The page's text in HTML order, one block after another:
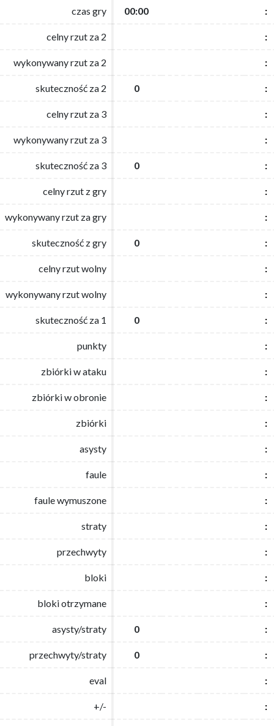
czas gry 00:00 :
celny rzut za 2 :
wykonywany rzut za 2 :
skuteczność za 2 0 :
celny rzut za 3 :
wykonywany rzut za 3 :
skuteczność za 3 0 :
celny rzut z gry :
wykonywany rzut za gry :
skuteczność z gry 0 :
celny rzut wolny :
wykonywany rzut wolny :
skuteczność za 1 0 :
punkty :
zbiórki w ataku :
zbiórki w obronie :
zbiórki :
asysty :
faule :
faule wymuszone :
straty :
przechwyty :
bloki :
bloki otrzymane :
asysty/straty 0 :
przechwyty/straty 0 :
eval :
+/- :
czas gry 00:00 :
celny rzut za 2 :
wykonywany rzut za 2 :
skuteczność za 2 0 :
celny rzut za 3 :
wykonywany rzut za 3 :
skuteczność za 3 0 :
celny rzut z gry :
wykonywany rzut za gry :
skuteczność z gry 0 :
celny rzut wolny :
wykonywany rzut wolny :
skuteczność za 1 0 :
punkty :
zbiórki w ataku :
zbiórki w obronie :
zbiórki :
asysty :
faule :
faule wymuszone :
straty :
przechwyty :
bloki :
bloki otrzymane :
asysty/straty 0 :
przechwyty/straty 0 :
eval :
+/- :